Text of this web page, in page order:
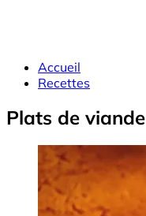
Accueil
Recettes
Plats de viande
Image